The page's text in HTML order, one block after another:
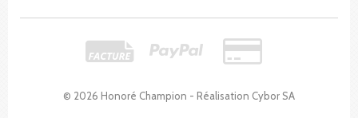
© 2026 Honoré Champion - Réalisation Cybor SA